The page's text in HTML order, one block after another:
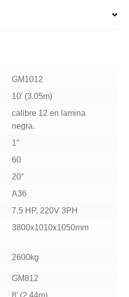
GM1012
10′ (3.05m)
calibre 12 en lamina
negra.
1″
60
20″
A36
7.5 HP, 220V 3PH
3800x1010x1050mm
2600kg
GM812
8′ (2.44m)